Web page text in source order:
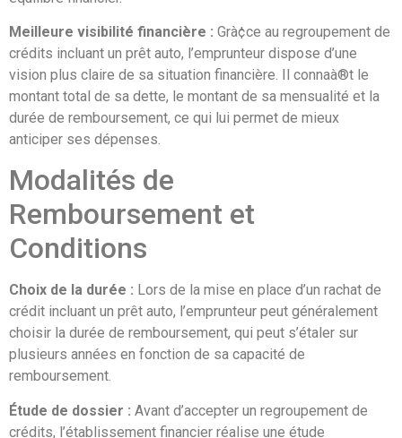
Meilleure visibilité financière : Grà¢ce au regroupement de
crédits incluant un prêt auto, l’emprunteur dispose d’une
vision plus claire de sa situation financière. Il connaà®t le
montant total de sa dette, le montant de sa mensualité et la
durée de remboursement, ce qui lui permet de mieux
anticiper ses dépenses.
Modalités de
Remboursement et
Conditions
Choix de la durée : Lors de la mise en place d’un rachat de
crédit incluant un prêt auto, l’emprunteur peut généralement
choisir la durée de remboursement, qui peut s’étaler sur
plusieurs années en fonction de sa capacité de
remboursement.
Étude de dossier : Avant d’accepter un regroupement de
crédits, l’établissement financier réalise une étude